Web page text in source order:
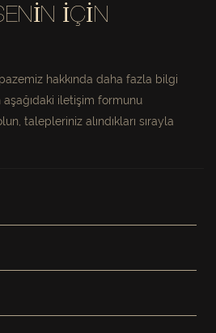
IÇIN
hakkında daha fazla bilgi
iletişim formunu
talepleriniz alındıkları sırayla